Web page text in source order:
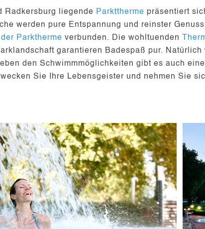
Radkersburg liegende Parkttherme präsentiert
werden pure Entspannung und reinster
Parktherme verbunden. Die wohltuenden
garantieren Badespaß pur. Natürlich
den Schwimmmöglichkeiten gibt es auch
Sie Ihre Lebensgeister und nehmen Sie